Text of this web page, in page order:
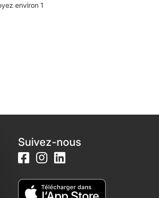
environ 1
Suivez-nous